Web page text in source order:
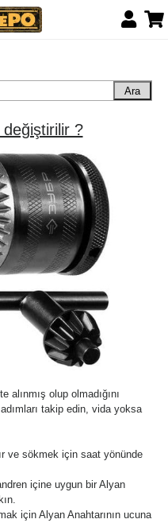
Ara
değiştirilir ?
alınmış olup olmadığını
takip edin, vida yoksa
ve sökmek için saat yönünde
içine uygun bir Alyan
için Alyan Anahtarının ucuna